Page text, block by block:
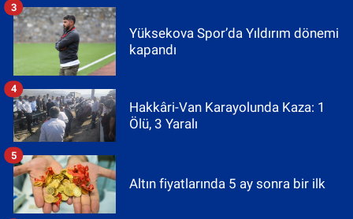
Yüksekova Spor’da Yıldırım dönemi
kapandı
3
Hakkâri-Van Karayolunda Kaza: 1
Ölü, 3 Yaralı
4
Altın fiyatlarında 5 ay sonra bir ilk
5